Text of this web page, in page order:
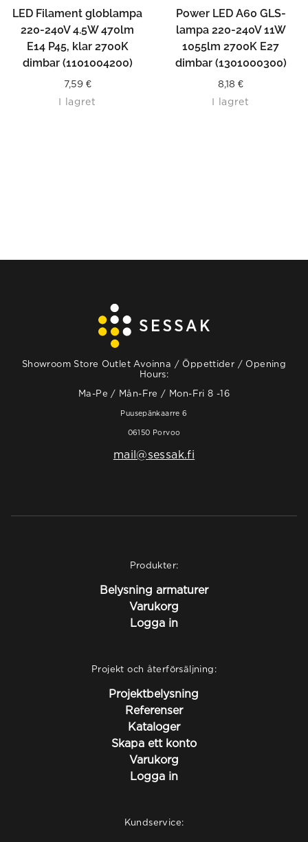
LED Filament globlampa
220-240V 4.5W 470lm
E14 P45, klar 2700K
dimbar (1101004200)
7,59 €
I lagret
Power LED A60 GLS-
lampa 220-240V 11W
1055lm 2700K E27
dimbar (1301000300)
8,18 €
I lagret
Showroom Store Outlet Avoinna / Öppettider / Opening
Hours:
Ma-Pe / Mån-Fre / Mon-Fri 8 -16
Puusepänkaarre 6
06150 Porvoo
mail@sessak.fi
Produkter:
Belysning armaturer
Varukorg
Logga in
Projekt och återförsäljning:
Projektbelysning
Referenser
Kataloger
Skapa ett konto
Varukorg
Logga in
Kundservice: